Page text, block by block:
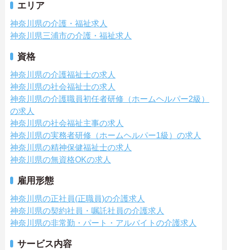
エリア
神奈川県の介護・福祉求人
神奈川県三浦市の介護・福祉求人
資格
神奈川県の介護福祉士の求人
神奈川県の社会福祉士の求人
神奈川県の介護職員初任者研修（ホームヘルパー2級）
の求人
神奈川県の社会福祉主事の求人
神奈川県の実務者研修（ホームヘルパー1級）の求人
神奈川県の精神保健福祉士の求人
神奈川県の無資格OKの求人
雇用形態
神奈川県の正社員(正職員)の介護求人
神奈川県の契約社員・嘱託社員の介護求人
神奈川県の非常勤・パート・アルバイトの介護求人
サービス内容